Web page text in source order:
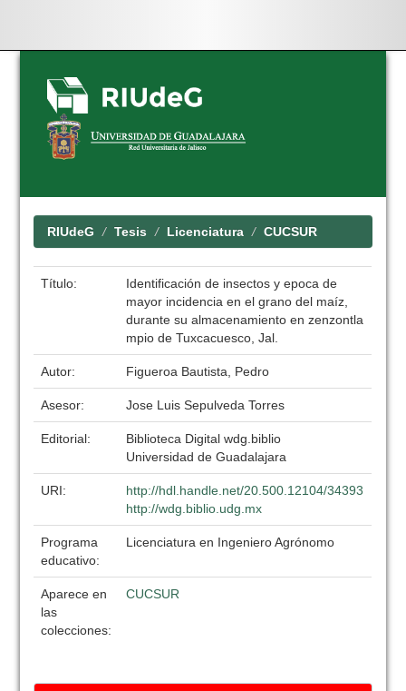
Skip
navigation
RIUdeG Tesis Licenciatura CUCSUR
Título:
Identificación de insectos y epoca de
mayor incidencia en el grano del maíz,
durante su almacenamiento en zenzontla
mpio de Tuxcacuesco, Jal.
Autor: Figueroa Bautista, Pedro
Asesor: Jose Luis Sepulveda Torres
Editorial:
Biblioteca Digital wdg.biblio
Universidad de Guadalajara
URI:
http://hdl.handle.net/20.500.12104/34393
http://wdg.biblio.udg.mx
Programa
educativo:
Licenciatura en Ingeniero Agrónomo
Aparece en
las
colecciones:
CUCSUR